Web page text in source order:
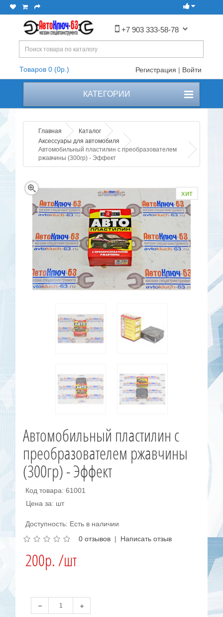
+7 903 333-58-78
Товаров 0 (0р.) Регистрация | Войти
КАТЕГОРИИ
Главная
Каталог
Аксессуары для автомобиля
Автомобильный пластилин с преобразователем
ржавчины (300гр) - Эффект
хит
Автомобильный пластилин с
преобразователем ржавчины
(300гр) - Эффект
Код товара: 61001
Цена за: шт
Доступность: Есть в наличии
0 отзывов | Написать отзыв
200р. /шт